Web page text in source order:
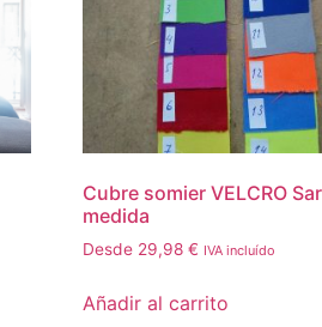
Cubre somier VELCRO
medida
Desde 29,98€ IVA incluído
Añadir al carrito